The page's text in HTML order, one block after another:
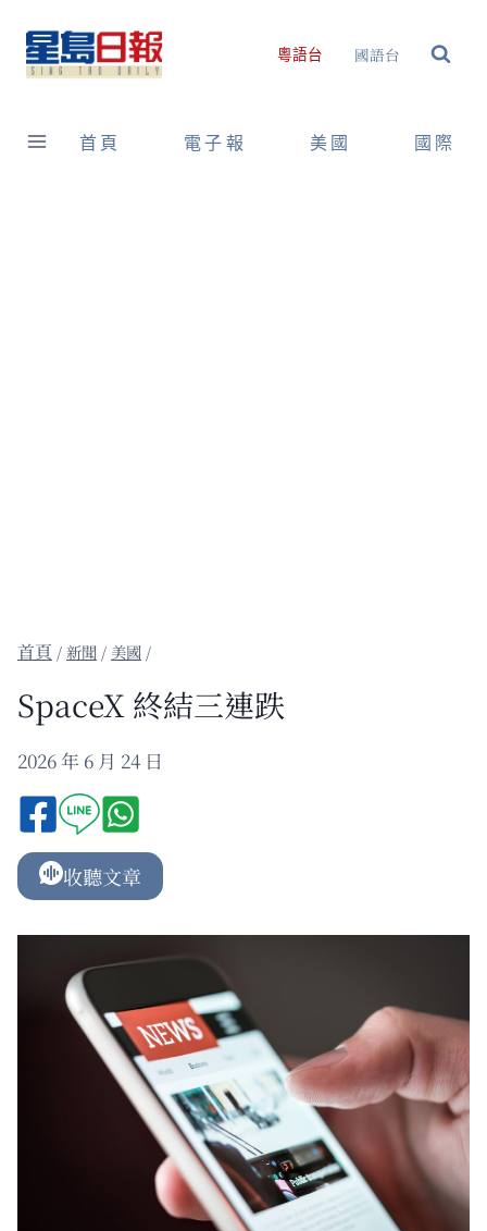
content
粵語台 國語台
首頁 電子報 美國 國際
/新聞 / 美國 /
SpaceX 終結三連跌
2026 年 6 月 24 日
收聽文章